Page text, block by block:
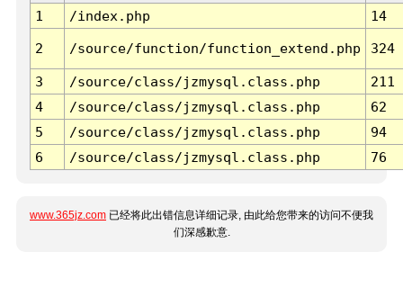
1
/index.php 14
2 /source/function/function_extend.php 324
3 /source/class/jzmysql.class.php
211
4
/source/class/jzmysql.class.php
62
5
/source/class/jzmysql.class.php
94
6
/source/class/jzmysql.class.php 76
www.365jz.com 已经将此出错信息详细记录, 由此给您带来的访问不便我
们深感歉意.